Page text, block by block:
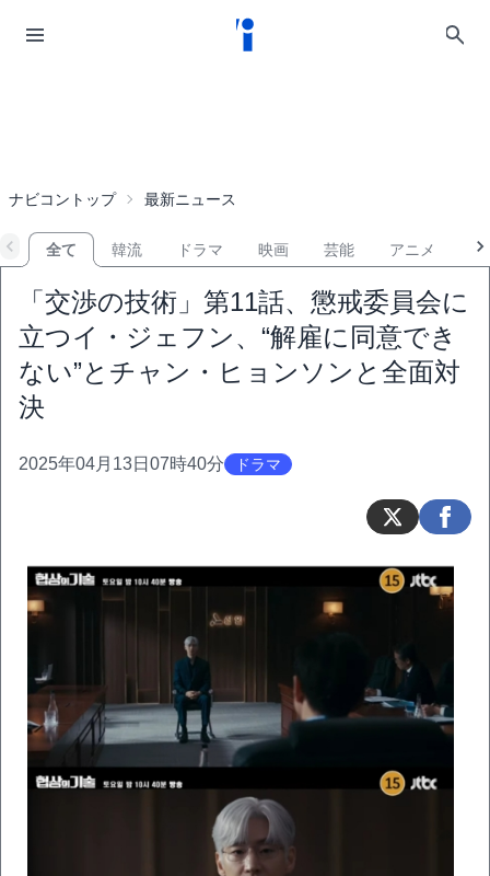
ナビコントップ 最新ニュース
全て 韓流 ドラマ 映画 芸能 アニメ
「交渉の技術」第11話、懲戒委員会に
立つイ・ジェフン、“解雇に同意でき
ない”とチャン・ヒョンソンと全面対
決
2025年04月13日07時40分 ドラマ